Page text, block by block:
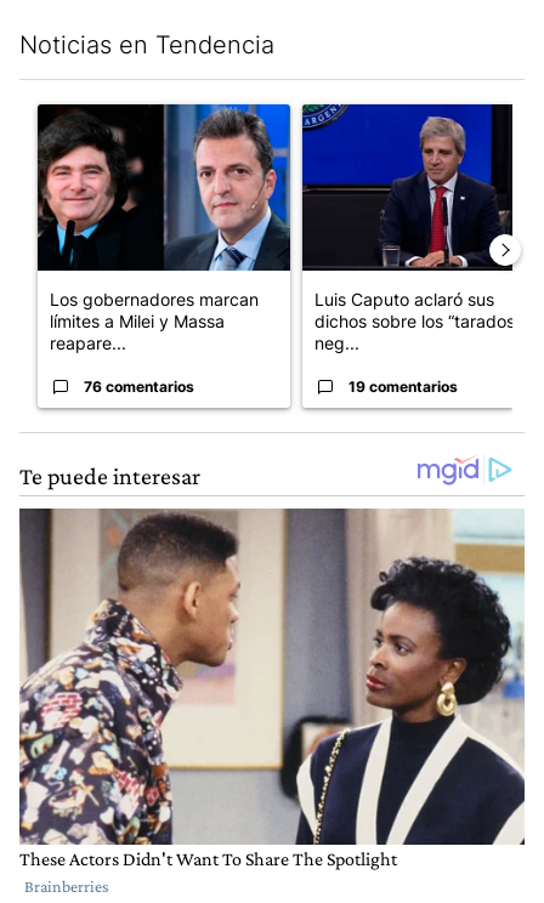
Noticias en Tendencia
Un artículo de tendencia con el título "Los gobernadores
Los gobernadores marcan
límites a Milei y Massa
reapare...
76 comentarios
Un artículo de tendencia con
Luis Caputo aclaró sus
dichos sobre los “tarados” y
neg...
19 comentarios